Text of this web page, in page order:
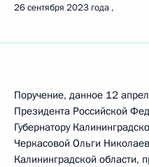
26 сентября 2023 года
Поручение, данное 12
Президента Российской
Губернатору
Черкасовой Ольги
Калининградской области,